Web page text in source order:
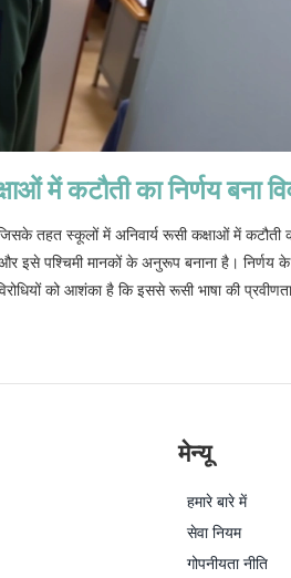
में कटौती का निर्णय बना
तहत स्कूलों में अनिवार्य रूसी कक्षाओं में
और इसे पश्चिमी मानकों के अनुरूप बनाना है। निर्णय
को आशंका है कि इससे रूसी भाषा की
मेन्यू
हमारे बारे में
सेवा नियम
गोपनीयता नीति